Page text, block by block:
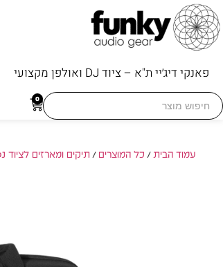
פאנקי דיג׳יי ת"א – ציוד DJ ואולפן מקצועי
Search
for:
0
עמוד הבית/ כל המוצרים / תיקים ומארזים לציוד DJ